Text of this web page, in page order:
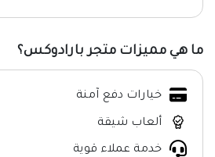
ما هي مميزات متجر بارادوكس؟
خيارات دفع آمنة
ألعاب شيقة
خدمة عملاء قوية